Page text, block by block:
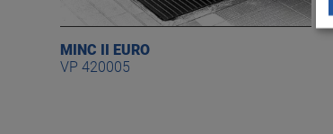
MINC II EURO
VP 420005